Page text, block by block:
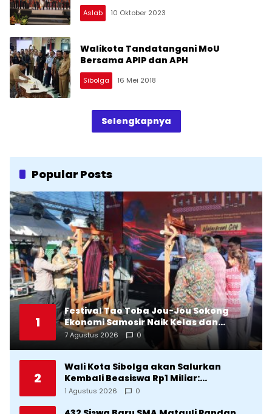
Aslab 10 Oktober 2023
Walikota Tandatangani MoU
Bersama APIP dan APH
Sibolga 16 Mei 2018
Selengkapnya
Popular Posts
1
Festival Tao Toba Jou-Jou Sokong
Ekonomi Samosir Naik Kelas dan
Pariwisata Menjadi Sumber
Pertumbuhan Ekonomi Baru
7 Agustus 2026 0
2
Wali Kota Sibolga akan Salurkan
Kembali Beasiswa Rp1 Miliar:
Diproritaskan Mahasiswa Korban
1 Agustus 2026 0